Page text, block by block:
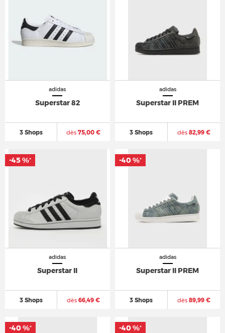
adidas
Superstar 82
3 Shops dès 75,00 €
adidas
Superstar II PREM
3 Shops dès82,99 €
adidas
Superstar II
3 Shops dès 66,49 €
-45 %*
adidas
Superstar II PREM
3 Shops dès89,99 €
-40 %*
-40 %* -40 %*